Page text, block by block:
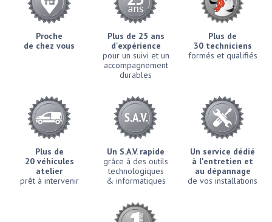
Proche
de chez vous
Plus de 25 ans
d'expérience
pour un suivi et un
accompagnement
durables
Plus de
30 techniciens
formés et qualifiés
Plus de
20 véhicules
atelier
prêt à intervenir
Un S.A.V. rapide
grâce à des outils
technologiques
& informatiques
Un service dédié
à l'entretien et
au dépannage
de vos installations